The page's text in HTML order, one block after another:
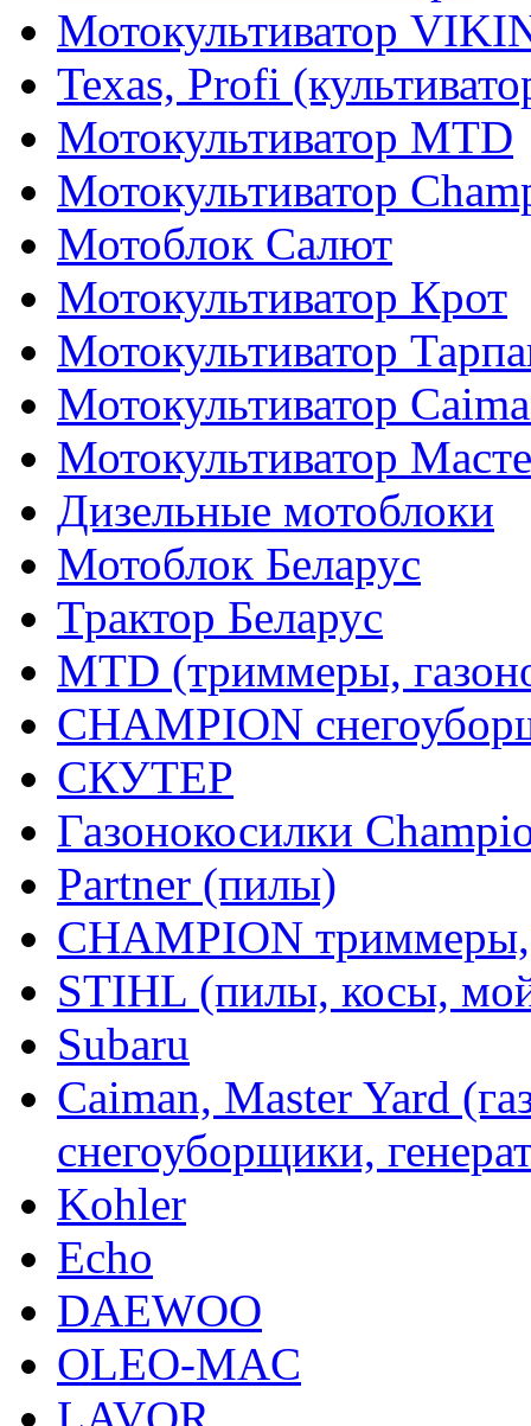
Мотокультиватор
Texas, Profi
Мотокультиватор MTD
Мотокультиватор
Мотоблок Салют
Мотокультиватор Крот
Мотокультиватор
Мотокультиватор
Мотокультиватор
Дизельные мотоблоки
Мотоблок Беларус
Трактор Беларус
MTD (триммеры,
CHAMPION
СКУТЕР
Газонокосилки
Partner (пилы)
CHAMPION
STIHL (пилы, косы,
Subaru
Caiman, Master Yard
снегоуборщики,
Kohler
Echo
DAEWOO
OLEO-MAC